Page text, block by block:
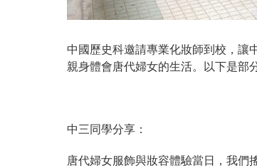
中國歷史科邀請專業化妝師到校，讓
親身體會唐代婦女的生活。以下是部
中三同學分享：
唐代婦女服飾與妝容體驗當日，我們